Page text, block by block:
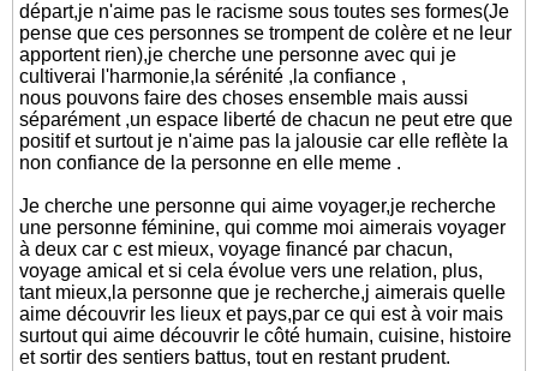
départ,je n'aime pas le racisme sous toutes ses formes(Je
pense que ces personnes se trompent de colère et ne leur
apportent rien),je cherche une personne avec qui je
cultiverai l'harmonie,la sérénité ,la confiance ,
nous pouvons faire des choses ensemble mais aussi
séparément ,un espace liberté de chacun ne peut etre que
positif et surtout je n'aime pas la jalousie car elle reflète la
non confiance de la personne en elle meme .
Je cherche une personne qui aime voyager,je recherche
une personne féminine, qui comme moi aimerais voyager
à deux car c est mieux, voyage financé par chacun,
voyage amical et si cela évolue vers une relation, plus,
tant mieux,la personne que je recherche,j aimerais quelle
aime découvrir les lieux et pays,par ce qui est à voir mais
surtout qui aime découvrir le côté humain, cuisine, histoire
et sortir des sentiers battus, tout en restant prudent.